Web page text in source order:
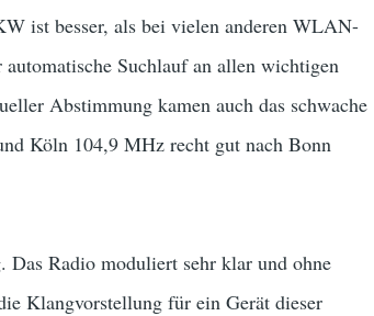
ist besser, als bei vielen anderen WLAN-
Suchlauf an allen wichtigen
Abstimmung kamen auch das schwache
Köln 104,9 MHz recht gut nach Bonn
Radio moduliert sehr klar und ohne
Klangvorstellung für ein Gerät dieser